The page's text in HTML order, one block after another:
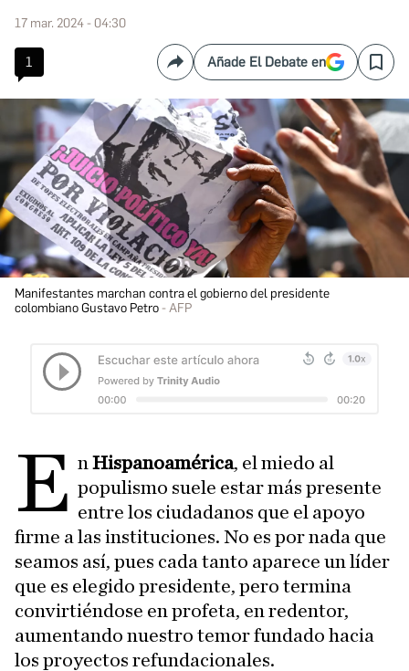
17 mar. 2024 - 04:30
1 CompartirAñade El Debate en Save
Manifestantes marchan contra el gobierno del presidente
colombiano Gustavo Petro
AFP
E nHispanoamérica, el miedo al
populismo suele estar más presente
entre los ciudadanos que el apoyo
firme a las instituciones. No es por nada que
seamos así, pues cada tanto aparece un líder
que es elegido presidente, pero termina
convirtiéndose en profeta, en redentor,
aumentando nuestro temor fundado hacia
los proyectos refundacionales.